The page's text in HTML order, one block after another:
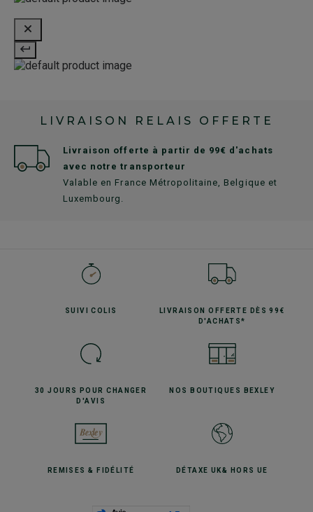
LIVRAISON RELAIS OFFERTE
Livraison offerte à partir de 99€ d'achats
avec notre transporteur
Valable en France Métropolitaine, Belgique et
Luxembourg.
SUIVICOLIS LIVRAISON OFFERTE
DÈS 99€
D'ACHATS*
30 JOURS POURCHANGER
D'AVIS
NOS BOUTIQUES BEXLEY
REMISES& FIDÉLITÉ DÉTAXE UK& HORS UE